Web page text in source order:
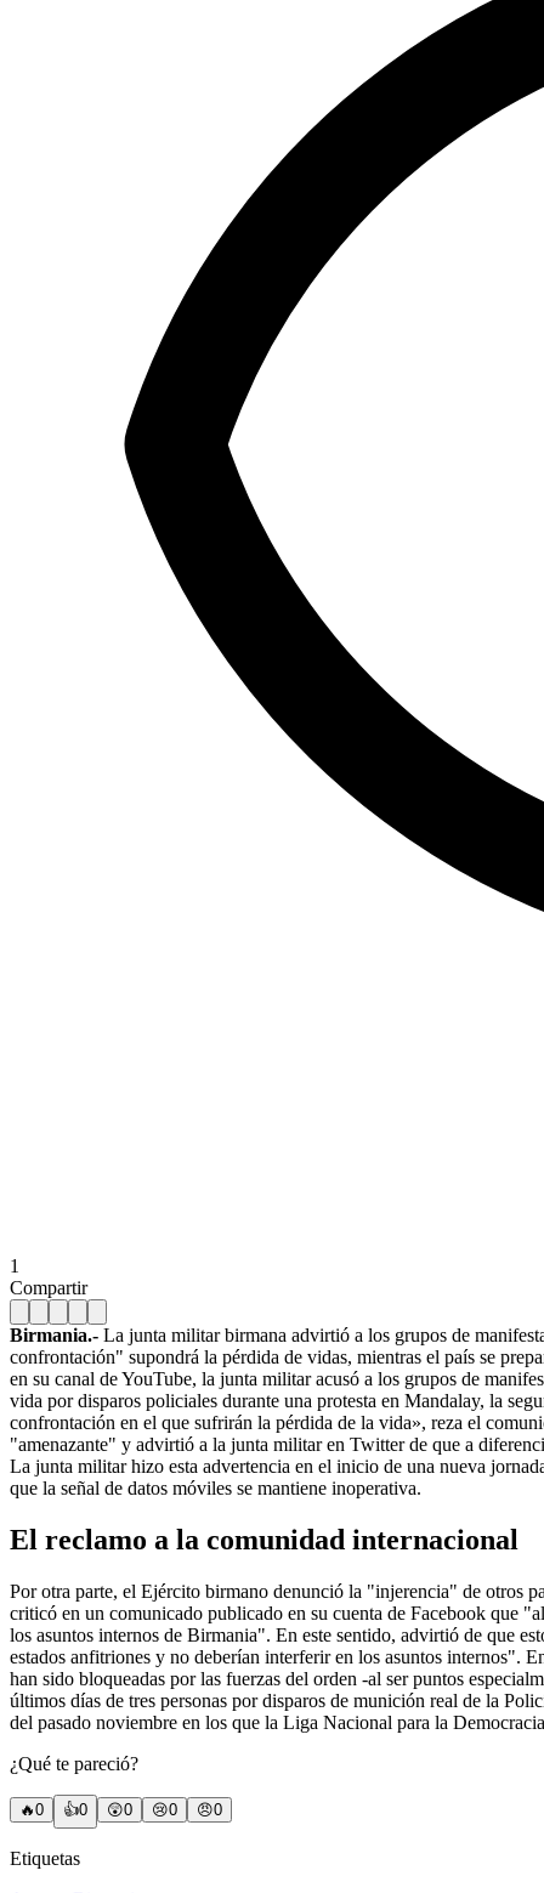
1
Compartir
Birmania.- La junta militar birmana advirtió a los grupos de
confrontación" supondrá la pérdida de vidas, mientras el país se
en su canal de YouTube, la junta militar acusó a los grupos de
vida por disparos policiales durante una protesta en Mandalay, la
confrontación en el que sufrirán la pérdida de la vida», reza el
"amenazante" y advirtió a la junta militar en Twitter de que a
La junta militar hizo esta advertencia en el inicio de una nueva
que la señal de datos móviles se mantiene inoperativa.
El reclamo a la comunidad internacional
Por otra parte, el Ejército birmano denunció la "injerencia" de otros
criticó en un comunicado publicado en su cuenta de Facebook que
los asuntos internos de Birmania". En este sentido, advirtió de que
estados anfitriones y no deberían interferir en los asuntos internos".
han sido bloqueadas por las fuerzas del orden -al ser puntos
últimos días de tres personas por disparos de munición real de la
del pasado noviembre en los que la Liga Nacional para la
¿Qué te pareció?
🔥0 👍0 😲0 😢0 😠0
Etiquetas